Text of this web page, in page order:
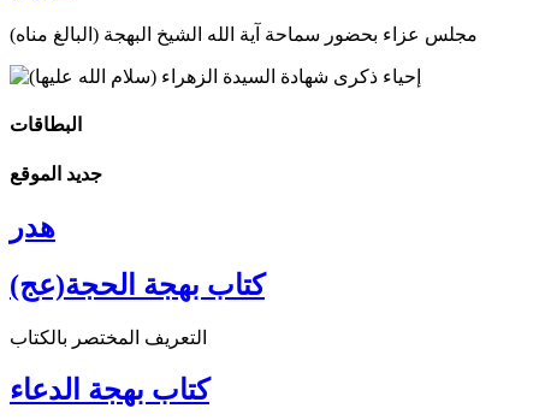
مجلس عزاء بحضور سماحة آية الله الشيخ البهجة (البالغ مناه)
البطاقات
جديد الموقع
هدر
كتاب بهجة الحجة(عج)
التعريف المختصر بالكتاب
كتاب بهجة الدعاء